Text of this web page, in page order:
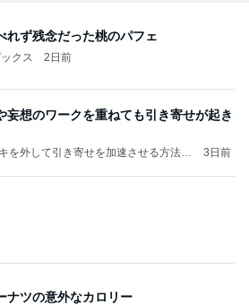
れず残念だった桃のパフェ
クス 2日前
妄想のワークを重ねても引き寄せが起き
を外して引き寄せを加速させる方法：
3日前
ナツの意外なカロリー